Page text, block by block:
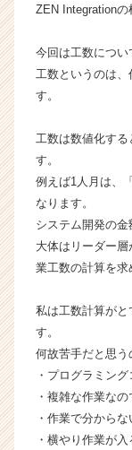
ZEN Integrationの
今回は工数につい
工数というのは
す。
工数は数値化する
す。
例えば1人月は、
なります。
システム開発の
大体はリーダー
業工数の計算を求
私は工数計算がと
す。
何故苦手だと思う
・プログラミン
・複雑な作業な
・作業で分から
・横やり作業が